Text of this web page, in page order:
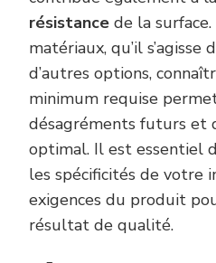
résistance de la
matériaux, qu’il s’agisse
d’autres options,
minimum requise
désagréments futurs et
optimal. Il est essentiel
les spécificités de votre
exigences du produit
résultat de qualité.